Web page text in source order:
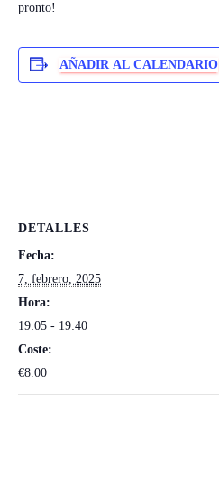
pronto!
AÑADIR AL CALENDARIO
DETALLES
Fecha:
7, febrero, 2025
Hora:
19:05 - 19:40
Coste:
€8.00